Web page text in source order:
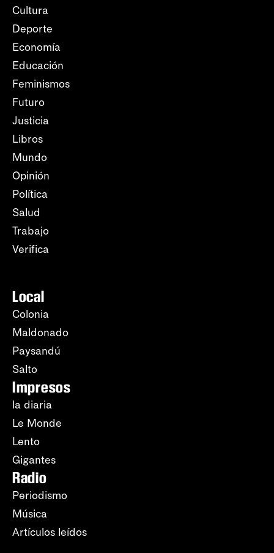
Cultura
Deporte
Economía
Educación
Feminismos
Futuro
Justicia
Libros
Mundo
Opinión
Política
Salud
Trabajo
Verifica
Local
Colonia
Maldonado
Paysandú
Salto
Impresos
la diaria
Le Monde
Lento
Gigantes
Radio
Periodismo
Música
Artículos leídos